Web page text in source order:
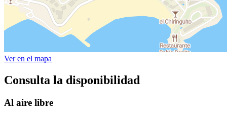
Ver en el mapa
Consulta la disponibilidad
Al aire libre